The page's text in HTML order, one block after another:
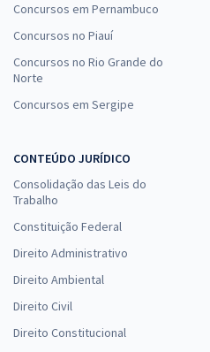
Concursos em Pernambuco
Concursos no Piauí
Concursos no Rio Grande do
Norte
Concursos em Sergipe
CONTEÚDO JURÍDICO
Consolidação das Leis do
Trabalho
Constituição Federal
Direito Administrativo
Direito Ambiental
Direito Civil
Direito Constitucional